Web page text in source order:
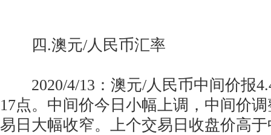
四.澳元/人民币汇率
2020/4/13：澳元/人民币中间价报
17点。中间价今日小幅上调，中间价
易日大幅收窄。上个交易日收盘价高